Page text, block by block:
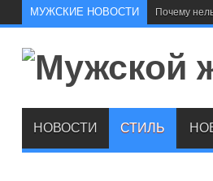
МУЖСКИЕ НОВОСТИ Почему
НОВОСТИ СТИЛЬ